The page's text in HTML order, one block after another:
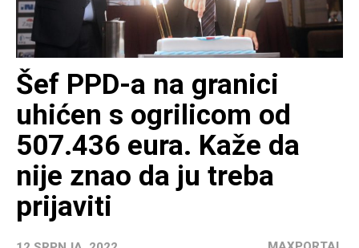
Šef PPD-a na granici
uhićen s ogrilicom od
507.436 eura. Kaže da
nije znao da ju treba
prijaviti